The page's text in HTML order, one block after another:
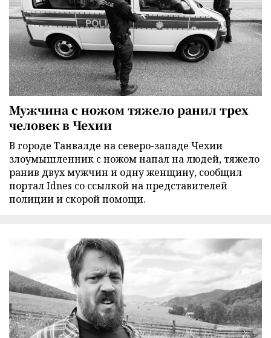
Мужчина с ножом тяжело ранил трех
человек в Чехии
В городе Танвалде на северо-западе Чехии
злоумышленник с ножом напал на людей, тяжело
ранив двух мужчин и одну женщину, сообщил
портал Idnes со ссылкой на представителей
полиции и скорой помощи.